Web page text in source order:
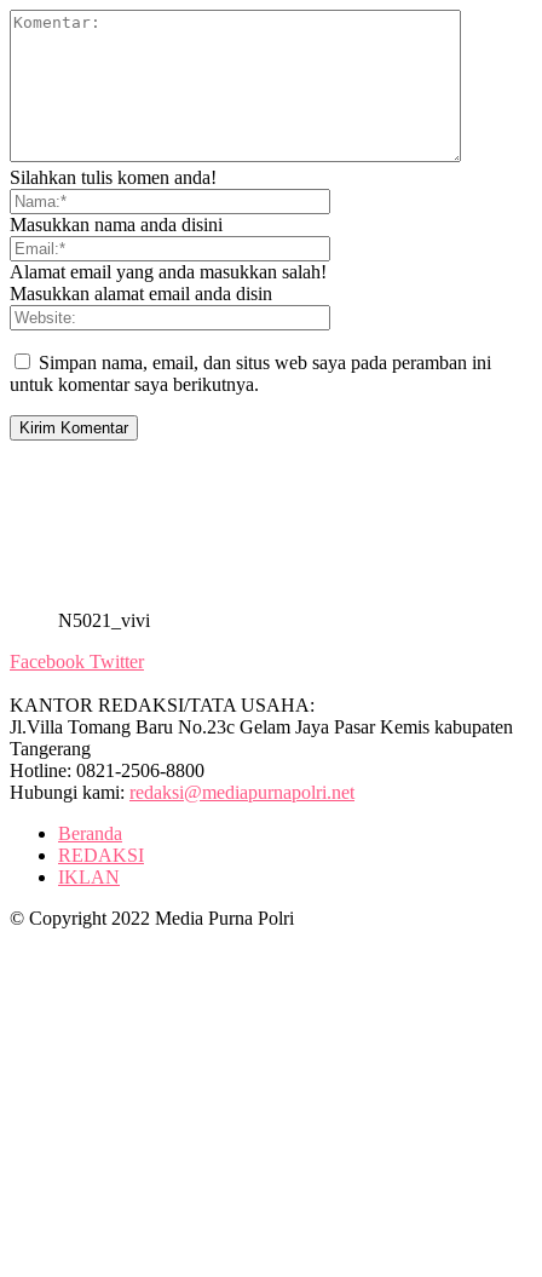
Silahkan tulis komen anda!
Masukkan nama anda disini
Alamat email yang anda masukkan salah!
Masukkan alamat email anda disin
Simpan nama, email, dan situs web saya pada peramban ini
untuk komentar saya berikutnya.
N5021_vivi
Facebook Twitter
KANTOR REDAKSI/TATA USAHA:
Jl.Villa Tomang Baru No.23c Gelam Jaya Pasar Kemis kabupaten
Tangerang
Hotline: 0821-2506-8800
Hubungi kami: redaksi@mediapurnapolri.net
Beranda
REDAKSI
IKLAN
© Copyright 2022 Media Purna Polri